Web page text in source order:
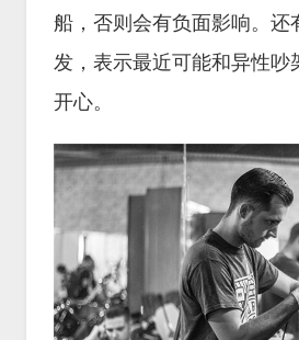
船，否则会有负面影响。还
发，表示最近可能和异性吵
开心。